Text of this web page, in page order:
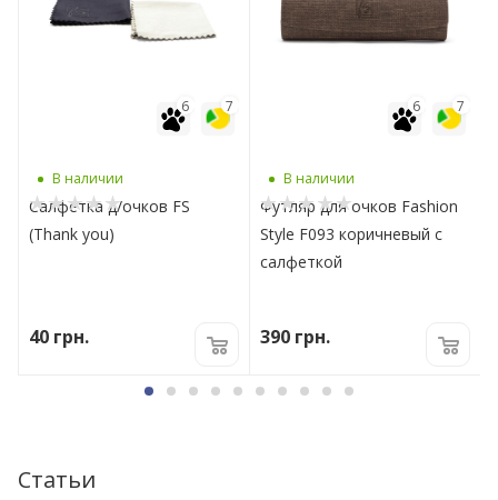
7
6
В наличии
Салфетка д/очков FS
(Thank you)
40 грн.
7
6
В наличии
Футляр для очков Fashion
Style F093 коричневый с
салфеткой
390 грн.
Статьи